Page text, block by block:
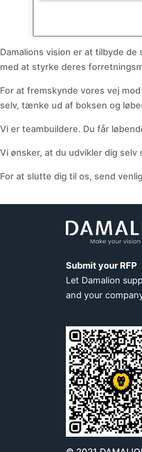
Damalions vision er at tilbyde
med at styrke deres
For at fremskynde vores vej
selv, tænke ud af boksen og
Vi er teambuildere. Du får
Vi ønsker, at du udvikler dig
For at slutte dig til os, send
Submit your RFP
Let Damalion
and your